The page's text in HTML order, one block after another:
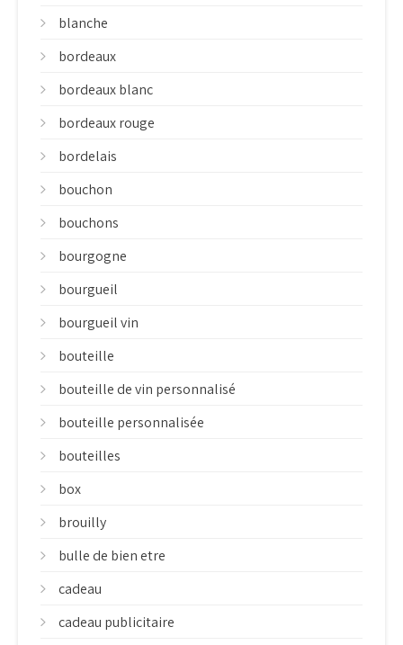
blanche
bordeaux
bordeaux blanc
bordeaux rouge
bordelais
bouchon
bouchons
bourgogne
bourgueil
bourgueil vin
bouteille
bouteille de vin personnalisé
bouteille personnalisée
bouteilles
box
brouilly
bulle de bien etre
cadeau
cadeau publicitaire